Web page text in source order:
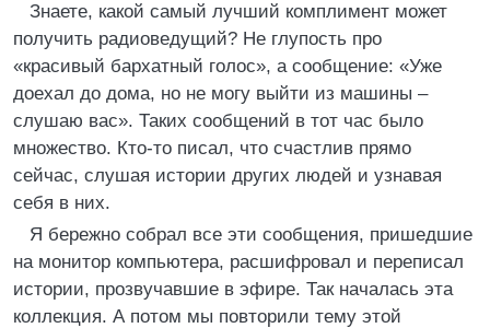
Знаете, какой самый лучший комплимент может
получить радиоведущий? Не глупость про
«красивый бархатный голос», а сообщение: «Уже
доехал до дома, но не могу выйти из машины –
слушаю вас». Таких сообщений в тот час было
множество. Кто-то писал, что счастлив прямо
сейчас, слушая истории других людей и узнавая
себя в них.
Я бережно собрал все эти сообщения, пришедшие
на монитор компьютера, расшифровал и переписал
истории, прозвучавшие в эфире. Так началась эта
коллекция. А потом мы повторили тему этой